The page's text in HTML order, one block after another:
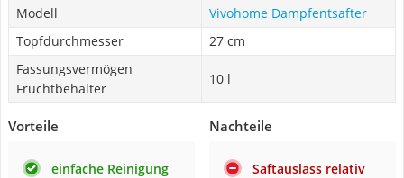
Modell
Vivohome Dampfentsafter
Topfdurchmesser
27 cm
Fassungsvermögen
Fruchtbehälter
10 l
Vorteile
einfache Reinigung
Nachteile
Saftauslass relativ